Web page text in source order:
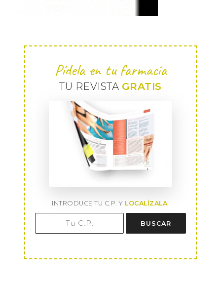
Pídela en tu farmacia
TU REVISTA GRATIS
INTRODUCE TU C.P. Y LOCALÍZALA:
BUSCAR